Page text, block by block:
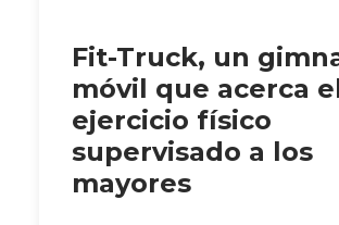
Fit-Truck, un
móvil que acerca
ejercicio físico
supervisado a los
mayores